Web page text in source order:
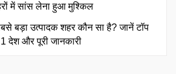
में सांस लेना हुआ मुश्किल
बड़ा उत्पादक शहर कौन सा है? जानें टॉप
1 देश और पूरी जानकारी